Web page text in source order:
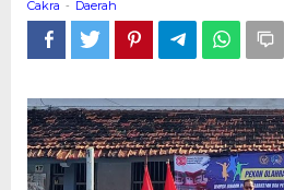
Olahraga
di
Lapas
Cakra - Daerah